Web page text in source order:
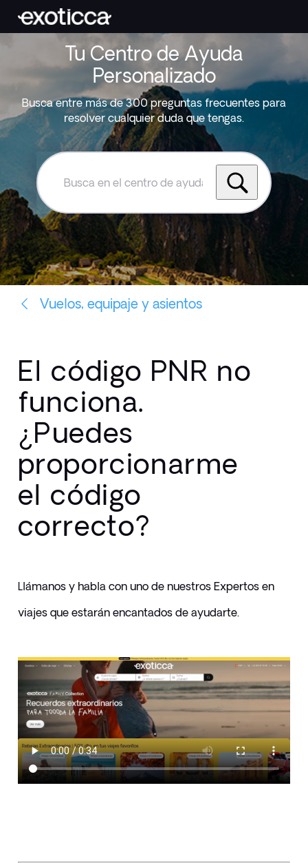
Tu Centro de Ayuda
Personalizado
Busca entre más de 300 preguntas frecuentes para
resolver cualquier duda que tengas.
Busca
el
centro
de
ayuda
de
Exoticca
Vuelos, equipaje y asientos
El código PNR no
funciona.
¿Puedes
proporcionarme
el código
correcto?
Llámanos y habla con uno de nuestros Expertos en
viajes que estarán encantados de ayudarte.